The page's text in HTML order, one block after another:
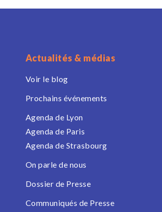
Actualités & médias
Voir le blog
Prochains événements
Agenda de Lyon
Agenda de Paris
Agenda de Strasbourg
On parle de nous
Dossier de Presse
Communiqués de Presse